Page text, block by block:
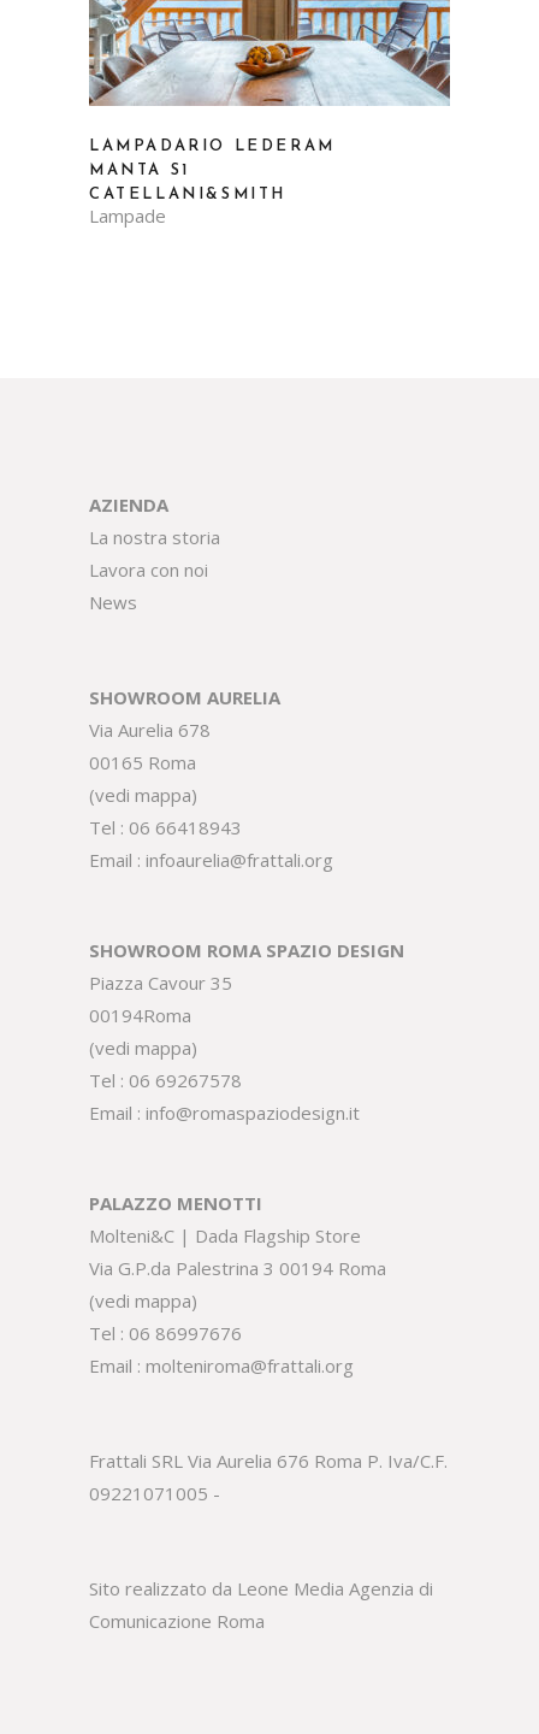
LAMPADARIO LEDERAM
MANTA S1
CATELLANI&SMITH
Lampade
AZIENDA
La nostra storia
Lavora con noi
News
SHOWROOM AURELIA
Via Aurelia 678
00165 Roma
(vedi mappa)
Tel : 06 66418943
Email : infoaurelia@frattali.org
SHOWROOM ROMA SPAZIO DESIGN
Piazza Cavour 35
00194Roma
(vedi mappa)
Tel : 06 69267578
Email : info@romaspaziodesign.it
PALAZZO MENOTTI
Molteni&C | Dada Flagship Store
Via G.P.da Palestrina 3 00194 Roma
(vedi mappa)
Tel : 06 86997676
Email : molteniroma@frattali.org
Frattali SRL Via Aurelia 676 Roma P. Iva/C.F.
09221071005 -
Sito realizzato da Leone Media Agenzia di
Comunicazione Roma